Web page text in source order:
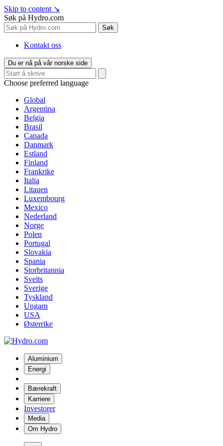
Skip to content ↘
Søk på Hydro.com
Søk
Kontakt oss
Du er nå på vår norske side
Choose preferred language
Global
Argentina
Belgia
Brasil
Canada
Danmark
Estland
Finland
Frankrike
Italia
Litauen
Luxembourg
Mexico
Nederland
Norge
Polen
Portugal
Slovakia
Spania
Storbritannia
Sveits
Sverige
Tyskland
Ungarn
USA
Østerrike
Aluminium
Energi
Bærekraft
Karriere
Investorer
Media
Om Hydro